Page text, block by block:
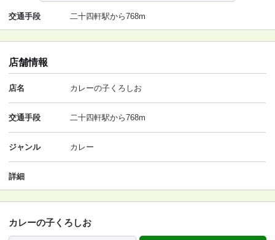
交通手段 二十四軒駅から768m
店舗情報
店名 カレーの子くろしお
交通手段 二十四軒駅から768m
ジャンル カレー
詳細
カレーの子くろしお